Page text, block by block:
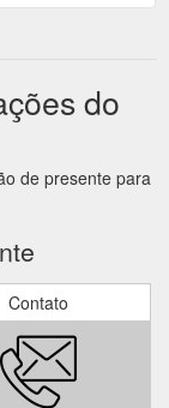
do
de presente para
Contato